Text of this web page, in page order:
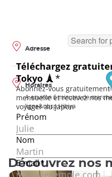
Adresse
Horaires
A environ 6 minutes de
ligne&nbsp;Hibiya
Découvrez nos